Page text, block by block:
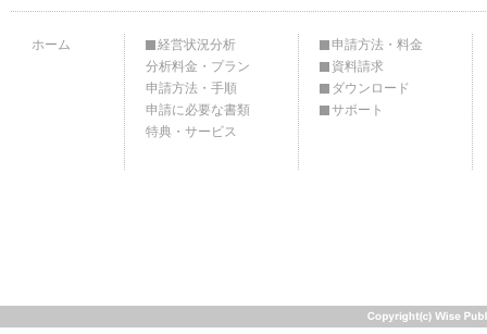
ホーム
経営状況分析
分析料金・プラン
申請方法・手順
申請に必要な書類
特典・サービス
申請方法・料金
資料請求
ダウンロード
サポート